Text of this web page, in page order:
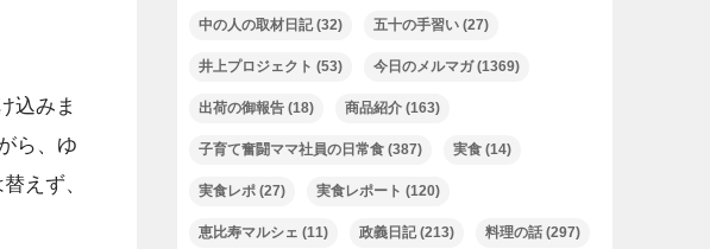
込みま
ら、ゆ
えず、
中の人の取材日記(32) 五十の手習い (27)
井上プロジェクト (53) 今日のメルマガ(1369)
出荷の御報告 (18) 商品紹介 (163)
子育て奮闘ママ社員の日常食 (387) 実食 (14)
実食レポ (27) 実食レポート (120)
恵比寿マルシェ (11) 政義日記(213) 料理の話 (297)